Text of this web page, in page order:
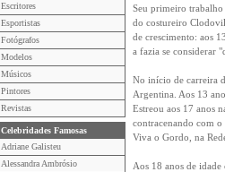
Escritores
Esportistas
Fotógrafos
Modelos
Músicos
Pintores
Revistas
Celebridades Famosas
Adriane Galisteu
Alessandra Ambrósio
Seu primeiro
do costureiro
de crescimento: aos
a fazia se considerar
No início de carreira
Argentina. Aos 13
Estreou aos 17 anos
contracenando com
Viva o Gordo, na
Aos 18 anos de